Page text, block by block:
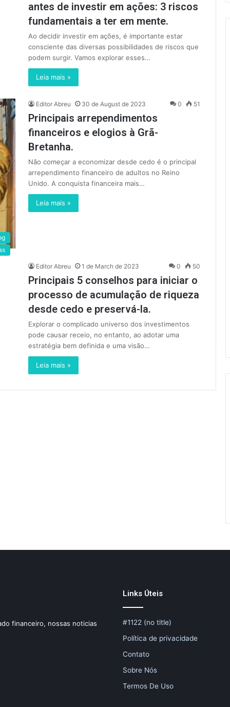
antes de investir em ações: 3 riscos
fundamentais a ter em mente.
Ao decidir investir em ações, é importante estar
consciente das diversas possibilidades de riscos que
podem surgir. Vamos explorar esses…
Leia mais »
Editor Abreu 30 de August de 2023 0 51
Principais arrependimentos
financeiros e elogios à Grã-
Bretanha.
Não começar a economizar desde cedo é o principal
arrependimento financeiro de adultos no Reino
Unido. A conquista financeira mais…
Leia mais »
Editor Abreu 1 de March de 2023 0 50
Principais 5 conselhos para iniciar o
processo de acumulação de riqueza
desde cedo e preservá-la.
Explorar o complicado universo dos investimentos
pode causar receio, no entanto, ao adotar uma
estratégia bem definida e uma visão…
Leia mais »
financeiro, nossas noticias
Links Úteis
#1122 (no title)
Política de privacidade
Contato
Sobre Nós
Termos De Uso